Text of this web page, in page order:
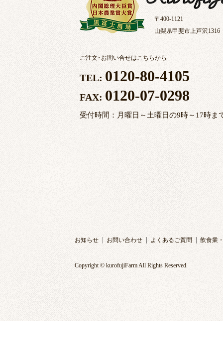
〒400-1121
山梨県甲斐市上芦沢1316
ご注文・お問い合せはこちらから
TEL: 0120-80-4105
FAX: 0120-07-0298
受付時間：月曜日～土曜日の9時～17時ま
お知らせ お問い合わせ よくあるご質問 飲食業
Copyright © kurofujiFarm All Rights Reserved.